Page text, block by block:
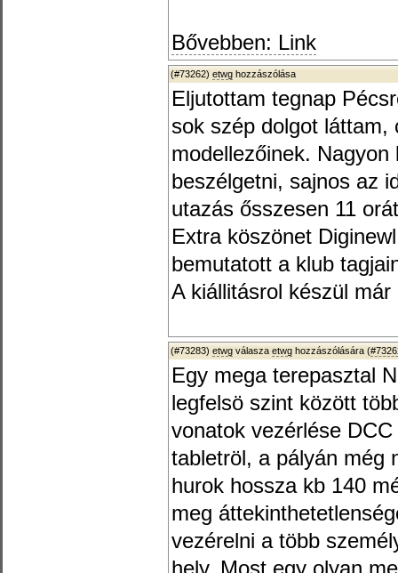
Bővebben: Link
(#73262) etwg hozzászólása
Eljutottam tegnap
sok szép dolgot láttam,
modellezőinek.
beszélgetni, sajnos az
utazás ősszesen 11
Extra köszönet
bemutatott a klub
A kiállitásrol készül
(#73283) etwg válasza etwg hozzászólására (
Egy mega terepasztal
legfelsö szint között
vonatok vezérlése
tabletröl, a pályán még
hurok hossza kb 140
meg
vezérelni a több